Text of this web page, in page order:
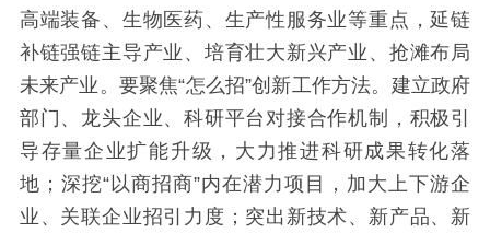
高端装备、生物医药、生产性服务业等重点，延链
补链强链主导产业、培育壮大新兴产业、抢滩布局
未来产业。要聚焦“怎么招”创新工作方法。建立政府
部门、龙头企业、科研平台对接合作机制，积极引
导存量企业扩能升级，大力推进科研成果转化落
地；深挖“以商招商”内在潜力项目，加大上下游企
业、关联企业招引力度；突出新技术、新产品、新